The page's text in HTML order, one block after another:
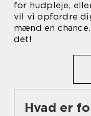
for hudpleje,
vil vi opfordre
mænd en
det!
Hvad er